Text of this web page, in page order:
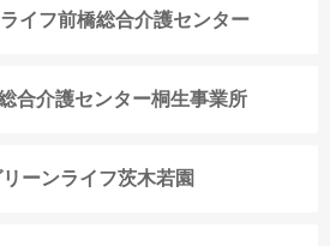
イフ前橋総合介護センター
合介護センター桐生事業所
ーンライフ茨木若園